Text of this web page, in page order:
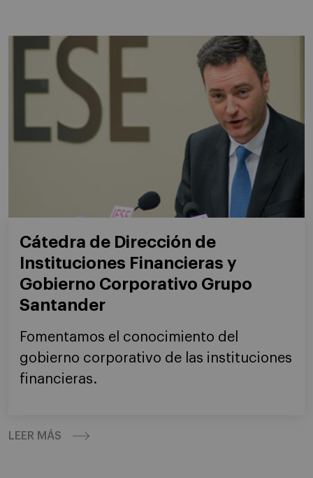
Cátedra de Dirección de
Instituciones Financieras y
Gobierno Corporativo Grupo
Santander
Fomentamos el conocimiento del
gobierno corporativo de las instituciones
financieras.
LEER MÁS